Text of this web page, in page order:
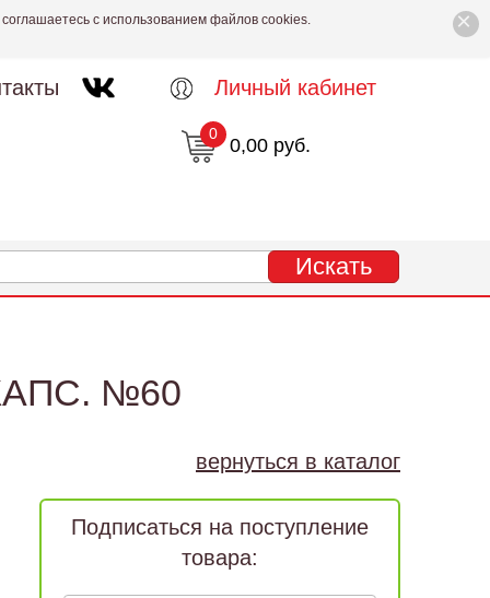
×
с использованием файлов cookies.
Личный кабинет
0,00 руб.
0
№60
вернуться в каталог
Подписаться на поступление
товара: